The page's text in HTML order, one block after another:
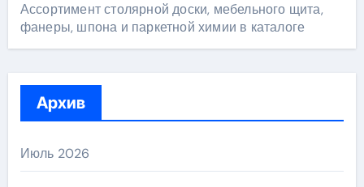
Ассортимент столярной доски, мебельного щита,
фанеры, шпона и паркетной химии в каталоге
Архив
Июль 2026